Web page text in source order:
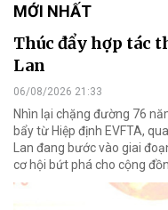
MỚI NHẤT
Thúc đẩy hợp tác
Lan
06/08/2026 21:33
Nhìn lại chặng đường 76
bẩy từ Hiệp định EVFTA,
Lan đang bước vào giai
cơ hội bứt phá cho cộng